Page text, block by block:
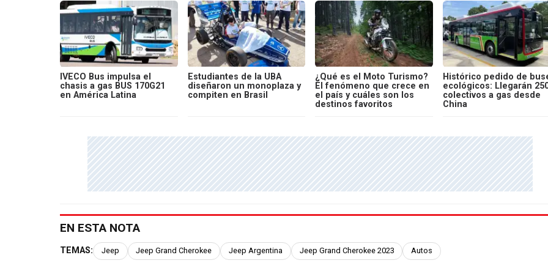
IVECO Bus impulsa el
chasis a gas BUS 170G21
en América Latina
Estudiantes de la UBA
diseñaron un monoplaza y
compiten en Brasil
¿Qué es el Moto Turismo?
El fenómeno que crece en
el país y cuáles son los
destinos favoritos
Histórico pedido de
ecológicos: Llegarán
colectivos a gas desde
China
EN ESTA NOTA
TEMAS: Jeep Jeep Grand Cherokee Jeep Argentina Jeep Grand Cherokee 2023 Autos